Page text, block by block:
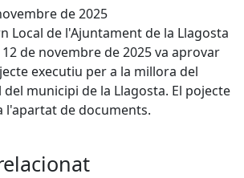
de 2025
Local de l'Ajuntament de la Llagosta
de novembre de 2025 va aprovar
executiu per a la millora del
municipi de la Llagosta. El pojecte
l'apartat de documents.